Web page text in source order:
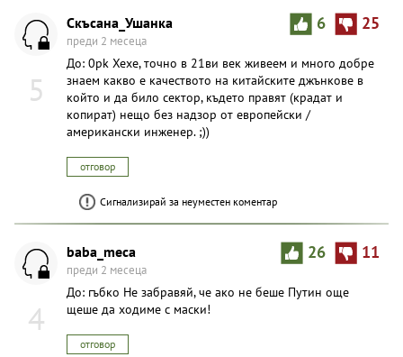
5
6 25
Скъсана_Ушанка
преди 2 месеца
До: 0pk Хехе, точно в 21ви век живеем и много добре
знаем какво е качеството на китайските джънкове в
който и да било сектор, където правят (крадат и
копират) нещо без надзор от европейски /
американски инженер. ;))
отговор
Сигнализирай за неуместен коментар
4
26 11
baba_meca
преди 2 месеца
До: гъбко Не забравяй, че ако не беше Путин още
щеше да ходиме с маски!
отговор